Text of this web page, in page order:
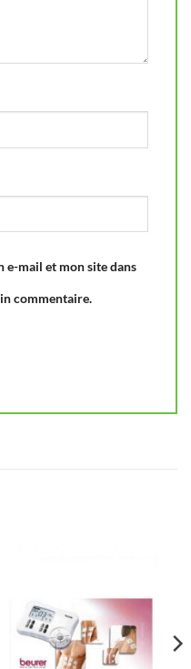
e-mail et mon site dans
commentaire.